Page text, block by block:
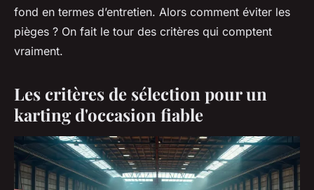
fond en termes d’entretien. Alors comment éviter les
pièges ? On fait le tour des critères qui comptent
vraiment.
Les critères de sélection pour un
karting d'occasion fiable